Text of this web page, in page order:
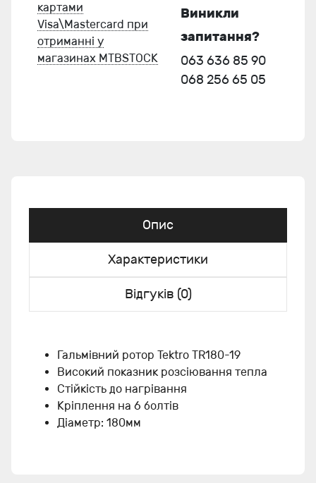
картами
Visa\Mastercard при
отриманні у
магазинах MTBSTOCK
Виникли
запитання?
063 636 85 90
068 256 65 05
Опис
Характеристики
Відгуків (0)
Гальмівний ротор Tektro TR180-19
Високий показник розсіювання тепла
Стійкість до нагрівання
Кріплення на 6 болтів
Діаметр: 180мм